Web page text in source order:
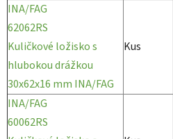
INA/FAG
62062RS
Kuličkové ložisko s
hlubokou drážkou
30x62x16 mm INA/FAG
Kus
INA/FAG
60062RS